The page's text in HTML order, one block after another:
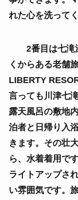
れた心を洗ってく
2番目は七滝
くからある老舗
LIBERTY
言っても川津七
露天風呂の敷地
泊者と日帰り入
きます。その壮
ら、水着着用で
ライトアップさ
い雰囲気です。